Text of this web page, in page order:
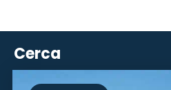
Cerca